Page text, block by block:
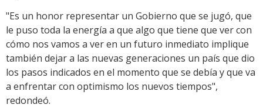
"Es un honor representar un Gobierno que se jugó, que
le puso toda la energía a que algo que tiene que ver con
cómo nos vamos a ver en un futuro inmediato implique
también dejar a las nuevas generaciones un país que dio
los pasos indicados en el momento que se debía y que va
a enfrentar con optimismo los nuevos tiempos",
redondeó.